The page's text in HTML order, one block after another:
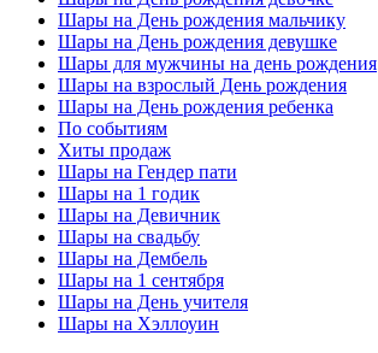
Шары на День рождения мальчику
Шары на День рождения девушке
Шары для мужчины на день рождения
Шары на взрослый День рождения
Шары на День рождения ребенка
По событиям
Хиты продаж
Шары на Гендер пати
Шары на 1 годик
Шары на Девичник
Шары на свадьбу
Шары на Дембель
Шары на 1 сентября
Шары на День учителя
Шары на Хэллоуин